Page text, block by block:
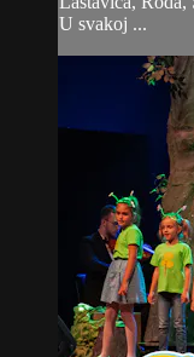
U svakoj ...